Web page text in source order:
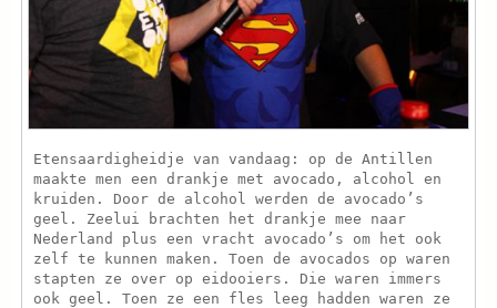
Etensaardigheidje van vandaag: op de Antillen
maakte men een drankje met avocado, alcohol en
kruiden. Door de alcohol werden de avocado’s
geel. Zeelui brachten het drankje mee naar
Nederland plus een vracht avocado’s om het ook
zelf te kunnen maken. Toen de avocados op waren
stapten ze over op eidooiers. Die waren immers
ook geel. Toen ze een fles leeg hadden waren ze